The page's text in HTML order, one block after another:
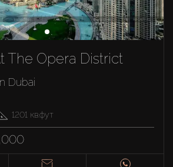
The Opera District
Dubai
1201 кв.фут